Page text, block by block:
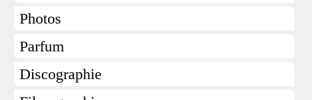
Photos
Parfum
Discographie